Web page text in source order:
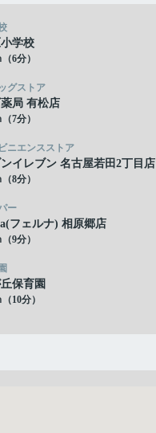
学校
6分）
グストア
局 有松店
7分）
ニエンスストア
イレブン 名古屋若田2丁目店
8分）
ー
フェルナ) 相原郷店
9分）
保育園
10分）